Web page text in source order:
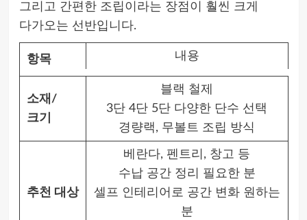
그리고 간편한 조립이라는 장점이 훨씬 크게
다가오는 선반입니다.
항목 내용
소재/
크기
블랙 철제
3단 4단 5단 다양한 단수 선택
경량랙, 무볼트 조립 방식
추천 대상
베란다, 펜트리, 창고 등
수납 공간 정리 필요한 분
셀프 인테리어로 공간 변화 원하는
분